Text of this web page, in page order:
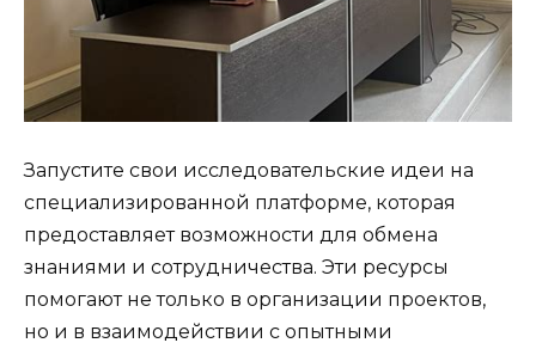
Запустите свои исследовательские идеи на
специализированной платформе, которая
предоставляет возможности для обмена
знаниями и сотрудничества. Эти ресурсы
помогают не только в организации проектов,
но и в взаимодействии с опытными